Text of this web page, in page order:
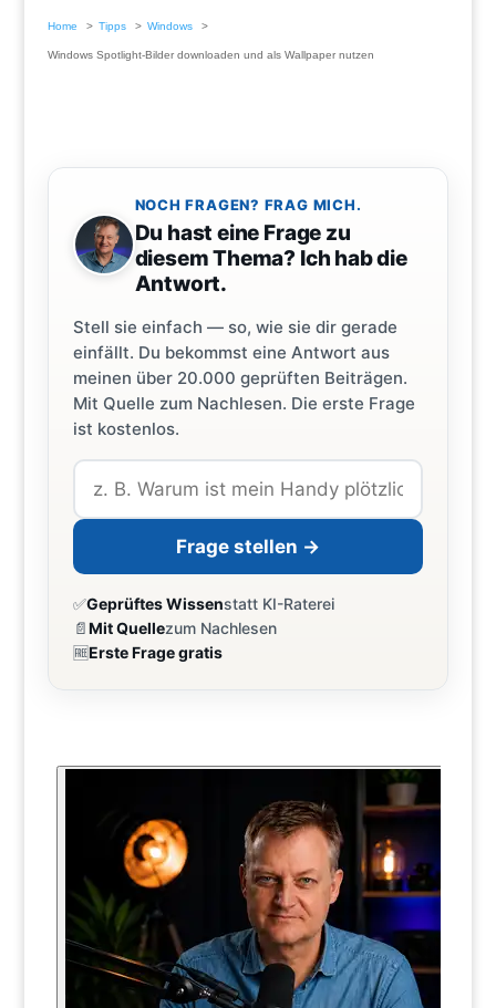
Home Tipps Windows
Windows Spotlight-Bilder downloaden und als Wallpaper nutzen
NOCH FRAGEN? FRAG MICH.
Du hast eine Frage zu
diesem Thema? Ich hab die
Antwort.
Stell sie einfach — so, wie sie dir gerade
einfällt. Du bekommst eine Antwort aus
meinen über 20.000 geprüften Beiträgen.
Mit Quelle zum Nachlesen. Die erste Frage
ist kostenlos.
Frage stellen →
✅Geprüftes Wissenstatt KI-Raterei
📄Mit Quellezum Nachlesen
🆓Erste Frage gratis